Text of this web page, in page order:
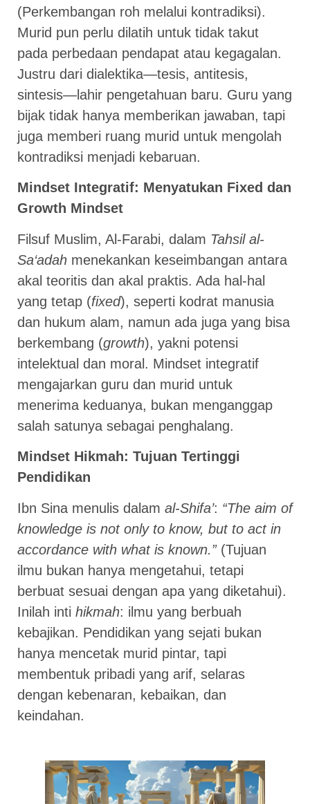
(Perkembangan roh melalui kontradiksi).
Murid pun perlu dilatih untuk tidak takut
pada perbedaan pendapat atau kegagalan.
Justru dari dialektika—tesis, antitesis,
sintesis—lahir pengetahuan baru. Guru yang
bijak tidak hanya memberikan jawaban, tapi
juga memberi ruang murid untuk mengolah
kontradiksi menjadi kebaruan.
Mindset Integratif: Menyatukan Fixed dan
Growth Mindset
Filsuf Muslim, Al-Farabi, dalam Tahsil al-
Sa‘adah menekankan keseimbangan antara
akal teoritis dan akal praktis. Ada hal-hal
yang tetap (fixed), seperti kodrat manusia
dan hukum alam, namun ada juga yang bisa
berkembang (growth), yakni potensi
intelektual dan moral. Mindset integratif
mengajarkan guru dan murid untuk
menerima keduanya, bukan menganggap
salah satunya sebagai penghalang.
Mindset Hikmah: Tujuan Tertinggi
Pendidikan
Ibn Sina menulis dalam al-Shifa’: “The aim of
knowledge is not only to know, but to act in
accordance with what is known.”(Tujuan
ilmu bukan hanya mengetahui, tetapi
berbuat sesuai dengan apa yang diketahui).
Inilah inti hikmah: ilmu yang berbuah
kebajikan. Pendidikan yang sejati bukan
hanya mencetak murid pintar, tapi
membentuk pribadi yang arif, selaras
dengan kebenaran, kebaikan, dan
keindahan.